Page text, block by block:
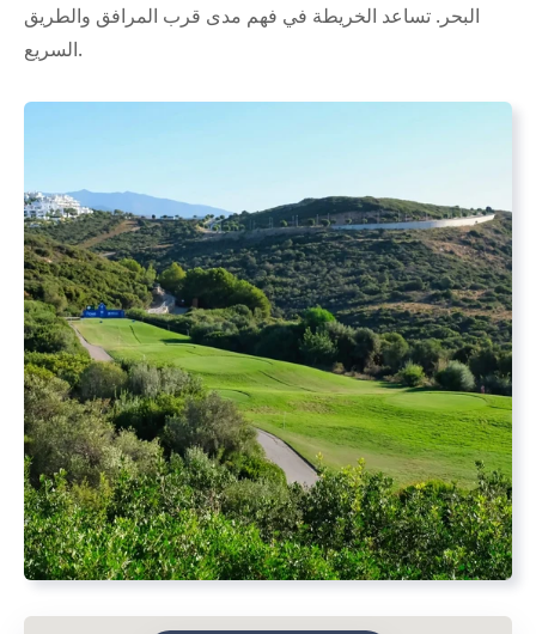
البحر. تساعد الخريطة في فهم مدى قرب المرافق والطريق
السريع.